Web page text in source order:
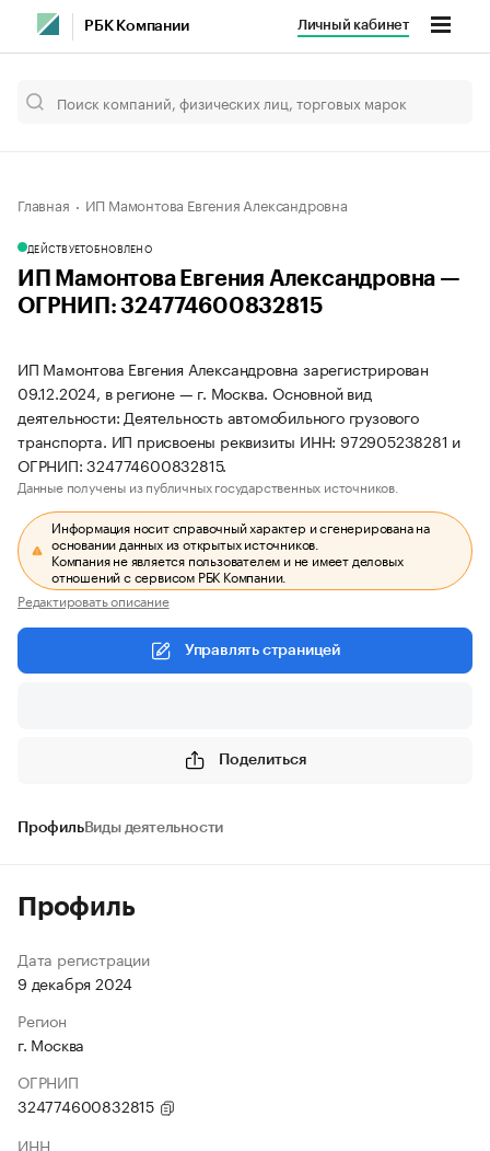
РБК Компании Личный кабинет
Главная ИП Мамонтова Евгения Александровна
ДЕЙСТВУЕТОБНОВЛЕНО
ИП Мамонтова Евгения Александровна —
ОГРНИП: 324774600832815
ИП Мамонтова Евгения Александровна зарегистрирован
09.12.2024, в регионе — г. Москва. Основной вид
деятельности: Деятельность автомобильного грузового
транспорта. ИП присвоены реквизиты ИНН: 972905238281 и
ОГРНИП: 324774600832815.
Данные получены из публичных государственных источников.
Информация носит справочный характер и сгенерирована на
основании данных из открытых источников.
Компания не является пользователем и не имеет деловых
отношений с сервисом РБК Компании.
Редактировать описание
Управлять страницей
Поделиться
ПрофильВиды деятельности
Профиль
Дата регистрации
9 декабря 2024
Регион
г. Москва
ОГРНИП
324774600832815
ИНН